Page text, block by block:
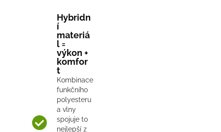
Hybridn
í
materiá
l =
výkon +
komfor
t
Kombinace
funkčního
polyesteru
a vlny
spojuje to
nejlepší z